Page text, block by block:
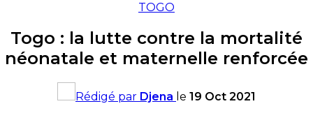
TOGO
Togo : la lutte contre la mortalité
néonatale et maternelle renforcée
Rédigé par Djena le 19 Oct 2021